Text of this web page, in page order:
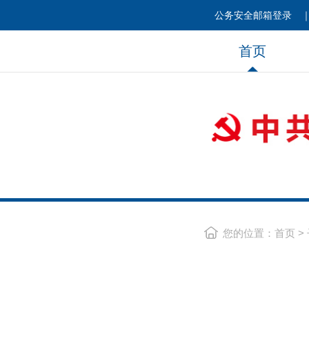
公务安全邮箱登录
首页
您的位置： 首页 >